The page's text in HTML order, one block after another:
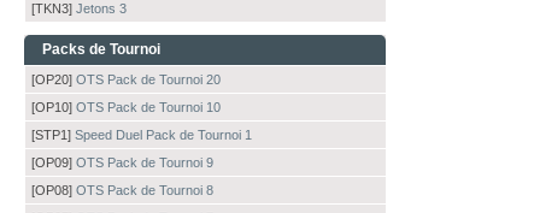
[TKN3] Jetons 3
Packs de Tournoi
[OP20] OTS Pack de Tournoi 20
[OP10] OTS Pack de Tournoi 10
[STP1] Speed Duel Pack de Tournoi 1
[OP09] OTS Pack de Tournoi 9
[OP08] OTS Pack de Tournoi 8